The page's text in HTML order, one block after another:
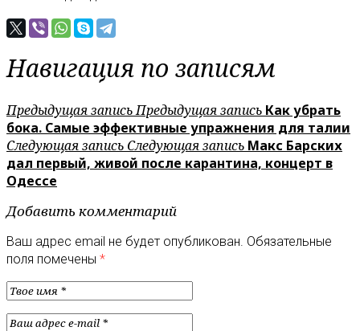
Навигация по записям
Предыдущая записьПредыдущая запись Как убрать
бока. Самые эффективные упражнения для талии
Следующая запись Следующая запись Макс Барских
дал первый, живой после карантина, концерт в
Одессе
Добавить комментарий
Ваш адрес email не будет опубликован. Обязательные
поля помечены *